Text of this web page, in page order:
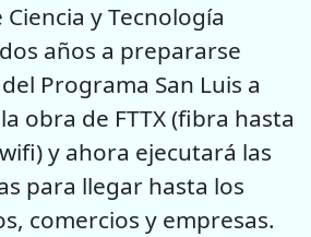
y Tecnología
años a prepararse
Programa San Luis a
obra de FTTX (fibra hasta
y ahora ejecutará las
para llegar hasta los
comercios y empresas.